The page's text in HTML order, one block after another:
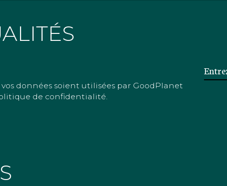
données soient utilisées par GoodPlanet
de confidentialité.